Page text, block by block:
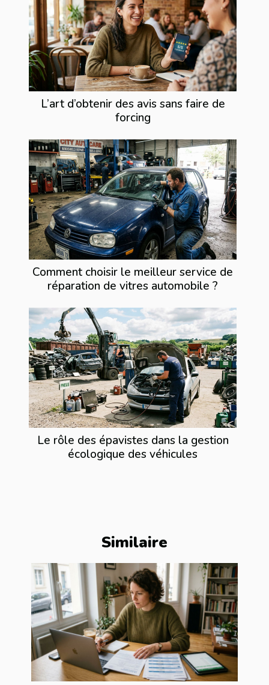
L’art d’obtenir des avis sans faire de
forcing
Comment choisir le meilleur service de
réparation de vitres automobile ?
Le rôle des épavistes dans la gestion
écologique des véhicules
Similaire